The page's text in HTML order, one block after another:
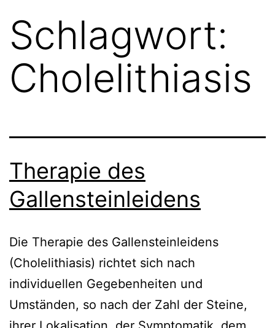
Schlagwort:
Cholelithiasis
Therapie des
Gallensteinleidens
Die Therapie des Gallensteinleidens
(Cholelithiasis) richtet sich nach
individuellen Gegebenheiten und
Umständen, so nach der Zahl der Steine,